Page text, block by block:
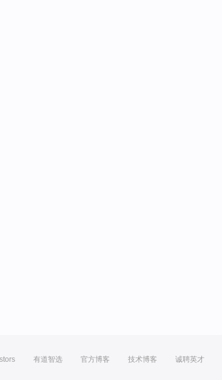
有道智选 官方博客 技术博客 诚聘英才